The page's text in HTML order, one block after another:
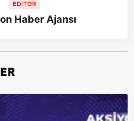
EDİTÖR
Haber Ajansı